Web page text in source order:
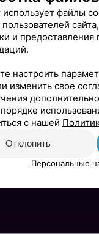
использует файлы
пользователей
и
настроить
изменить свое
с нашей
Отклонить
Персональные